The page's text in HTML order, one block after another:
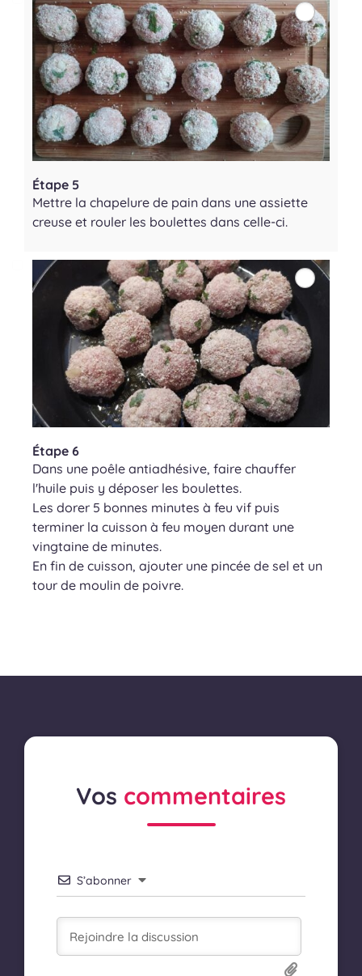
Étape 5
Mettre la chapelure de pain dans une assiette
creuse et rouler les boulettes dans celle-ci.
Étape 6
Dans une poêle antiadhésive, faire chauffer
l'huile puis y déposer les boulettes.
Les dorer 5 bonnes minutes à feu vif puis
terminer la cuisson à feu moyen durant une
vingtaine de minutes.
En fin de cuisson, ajouter une pincée de sel et un
tour de moulin de poivre.
Vos commentaires
S’abonner